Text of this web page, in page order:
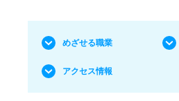
めざせる職業
アクセス情報